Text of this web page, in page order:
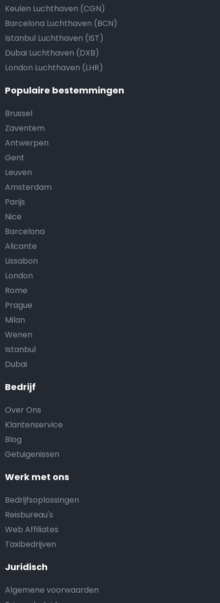
Bedrijf
Over Ons
Klantenservice
Blog
Getuigenissen
Werk met ons
Bedrijfsoplossingen
Reisbureau's
Web Affiliates
Taxibedrijven
Juridisch
Algemene voorwaarden
Keulen Luchthaven (CGN)
Barcelona Luchthaven (BCN)
Istanbul Luchthaven (IST)
Dubai Luchthaven (DXB)
London Luchthaven (LHR)
Populaire bestemmingen
Brussel
Zaventem
Antwerpen
Gent
Leuven
Amsterdam
Parijs
Nice
Barcelona
Alicante
Lissabon
London
Rome
Prague
Milan
Wenen
Istanbul
Dubai